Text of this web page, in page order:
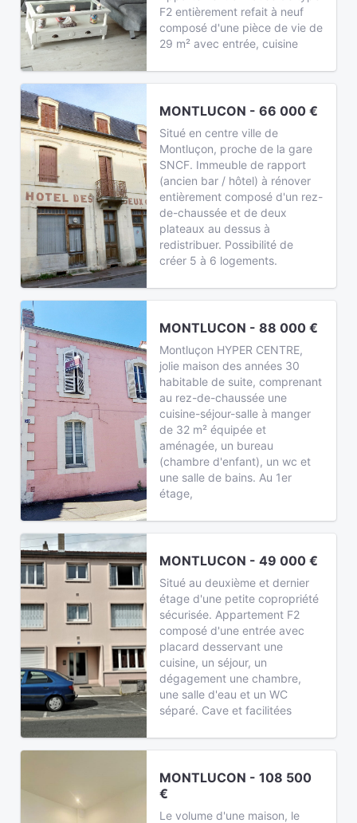
F2 entièrement refait à neuf
composé d'une pièce de vie de
29 m² avec entrée, cuisine
MONTLUCON - 66 000 €
Situé en centre ville de
Montluçon, proche de la gare
SNCF. Immeuble de rapport
(ancien bar / hôtel) à rénover
entièrement composé d'un rez-
de-chaussée et de deux
plateaux au dessus à
redistribuer. Possibilité de
créer 5 à 6 logements.
MONTLUCON - 88 000 €
Montluçon HYPER CENTRE,
jolie maison des années 30
habitable de suite, comprenant
au rez-de-chaussée une
cuisine-séjour-salle à manger
de 32 m² équipée et
aménagée, un bureau
(chambre d'enfant), un wc et
une salle de bains. Au 1er
étage,
MONTLUCON - 49 000 €
Situé au deuxième et dernier
étage d'une petite copropriété
sécurisée. Appartement F2
composé d'une entrée avec
placard desservant une
cuisine, un séjour, un
dégagement une chambre,
une salle d'eau et un WC
séparé. Cave et facilitées
MONTLUCON - 108 500
€
Le volume d'une maison, le